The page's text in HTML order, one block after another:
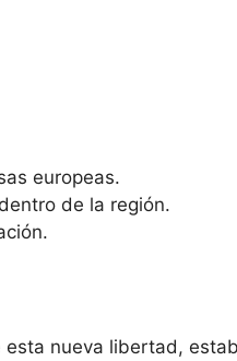
europeas.
de la región.
nueva libertad,